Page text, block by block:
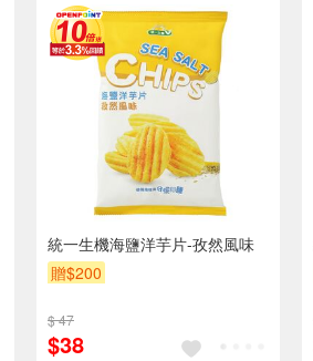
統一生機海鹽洋芋片-孜然風味
贈$200
$ 47
$38